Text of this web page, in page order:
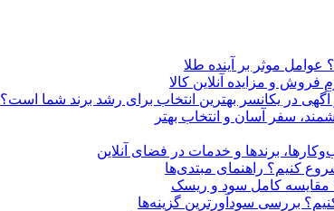
فروش و مزایده آنلاین کالا
آگهی در یکانسر بهترین انتخاب برای رشد برند شما است؟
سفر آسان و انتخاب بهتر
برندها و خدمات در فضای آنلاین
کنیم؟ راهنمای مبتدی‌ها
مقایسه کامل سود و ریسک